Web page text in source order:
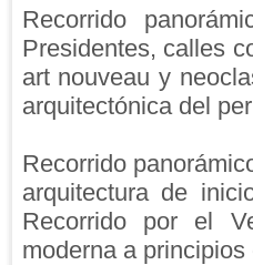
Recorrido
Presidentes, calles
art nouveau y
arquitectónica del
Recorrido
arquitectura de
Recorrido por el
moderna a